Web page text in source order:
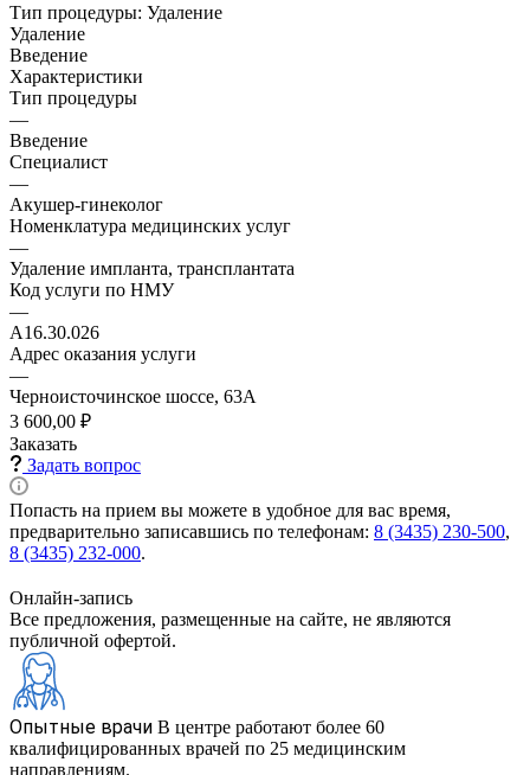
Тип процедуры: Удаление
Удаление
Введение
Характеристики
Тип процедуры
—
Введение
Специалист
—
Акушер-гинеколог
Номенклатура медицинских услуг
—
Удаление импланта, трансплантата
Код услуги по НМУ
—
A16.30.026
Адрес оказания услуги
—
Черноисточинское шоссе, 63А
3 600,00 ₽
Заказать
Задать вопрос
Попасть на прием вы можете в удобное для вас время,
предварительно записавшись по телефонам: 8 (3435) 230-500,
8 (3435) 232-000.
Онлайн-запись
Все предложения, размещенные на сайте, не являются
публичной офертой.
Опытные врачи В центре работают более 60
квалифицированных врачей по 25 медицинским
направлениям.